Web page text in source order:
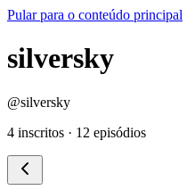
Pular para o conteúdo principal
silversky
@silversky
4 inscritos · 12 episódios